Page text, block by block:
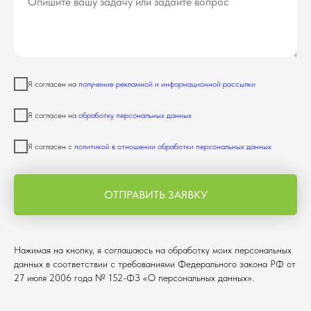
Я согласен на получение рекламной и информационной рассылки
Я согласен на обработку персональных данных
Я согласен с политикой в отношении обработки персональных данных
ОТПРАВИТЬ ЗАЯВКУ
Нажимая на кнопку, я соглашаюсь на обработку моих персональных
данных в соответствии с требованиями Федерального закона РФ от
27 июля 2006 года № 152-ФЗ «О персональных данных».